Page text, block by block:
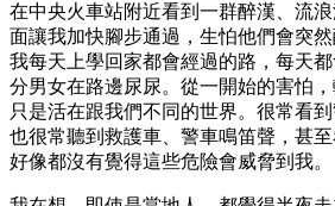
在中央火車站附近看到一群醉漢、流
面讓我加快腳步通過，生怕他們會突
我每天上學回家都會經過的路，每天
分男女在路邊尿尿。從一開始的害怕
只是活在跟我們不同的世界。很常看
也很常聽到救護車、警車鳴笛聲，甚
好像都沒有覺得這些危險會威脅到我。